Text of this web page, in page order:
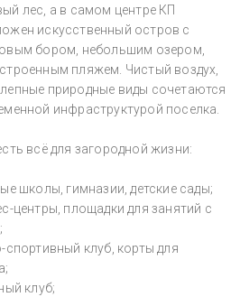
лес, а в самом центре КП
искусственный остров с
бором, небольшим озером,
пляжем. Чистый воздух,
природные виды сочетаются
инфраструктурой поселка.
всё для загородной жизни:
школы, гимназии, детские сады;
центры, площадки для занятий с
спортивный клуб, корты для
клуб;